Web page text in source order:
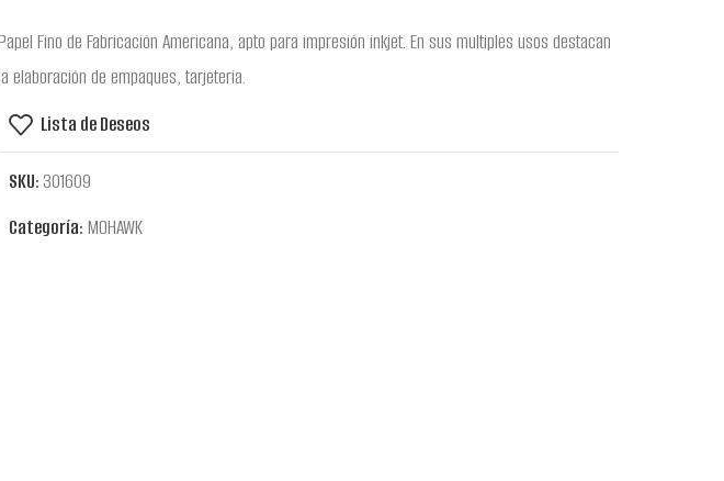
Fino de Fabricación Americana, apto para impresión inkjet. En sus multiples usos destacan
elaboración de empaques, tarjeteria.
Lista de Deseos
SKU:301609
Categoría: MOHAWK